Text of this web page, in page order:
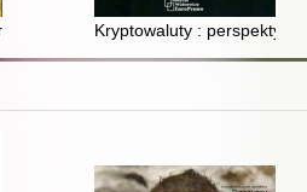
z perspektywy prawa,
Kryptowaluty :